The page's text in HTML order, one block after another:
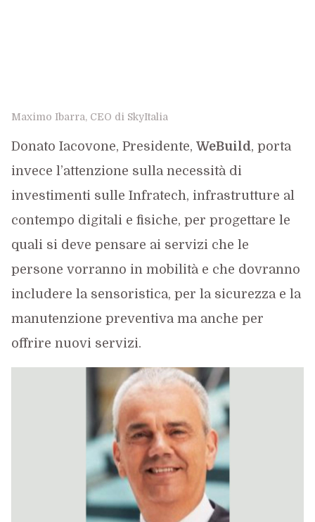
Maximo Ibarra, CEO di SkyItalia
Donato Iacovone, Presidente, WeBuild, porta
invece l’attenzione sulla necessità di
investimenti sulle Infratech, infrastrutture al
contempo digitali e fisiche, per progettare le
quali si deve pensare ai servizi che le
persone vorranno in mobilità e che dovranno
includere la sensoristica, per la sicurezza e la
manutenzione preventiva ma anche per
offrire nuovi servizi.